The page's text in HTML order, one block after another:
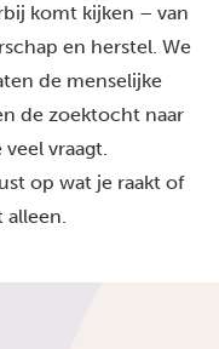
komt kijken – van
en herstel. We
de menselijke
de zoektocht naar
vraagt.
op wat je raakt of
alleen.